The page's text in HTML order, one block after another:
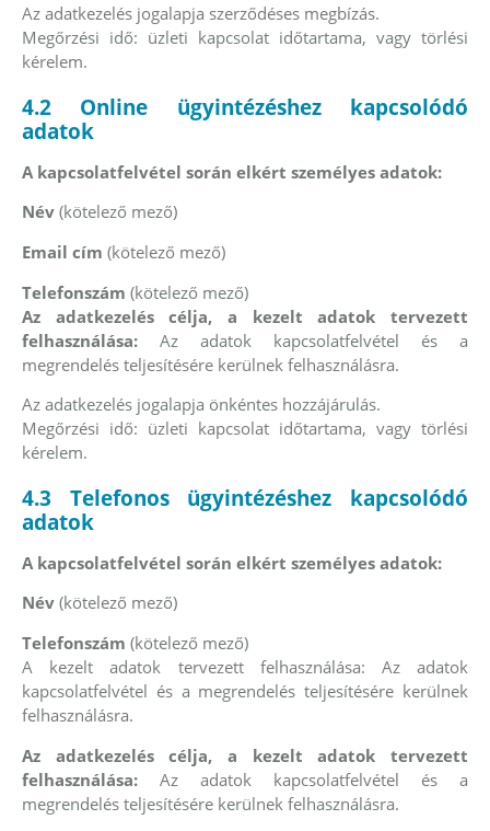
Az adatkezelés jogalapja szerződéses megbízás.
Megőrzési idő: üzleti kapcsolat időtartama, vagy törlési
kérelem.
4.2 Online ügyintézéshez kapcsolódó
adatok
A kapcsolatfelvétel során elkért személyes adatok:
Név (kötelező mező)
Email cím (kötelező mező)
Telefonszám (kötelező mező)
Az adatkezelés célja, a kezelt adatok tervezett
felhasználása: Az adatok kapcsolatfelvétel és a
megrendelés teljesítésére kerülnek felhasználásra.
Az adatkezelés jogalapja önkéntes hozzájárulás.
Megőrzési idő: üzleti kapcsolat időtartama, vagy törlési
kérelem.
4.3 Telefonos ügyintézéshez kapcsolódó
adatok
A kapcsolatfelvétel során elkért személyes adatok:
Név (kötelező mező)
Telefonszám (kötelező mező)
A kezelt adatok tervezett felhasználása: Az adatok
kapcsolatfelvétel és a megrendelés teljesítésére kerülnek
felhasználásra.
Az adatkezelés célja, a kezelt adatok tervezett
felhasználása: Az adatok kapcsolatfelvétel és a
megrendelés teljesítésére kerülnek felhasználásra.